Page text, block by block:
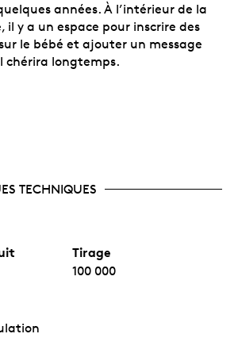
années. À l’intérieur de la
il y a un espace pour inscrire des
le bébé et ajouter un message
chérira longtemps.
TECHNIQUES
Tirage
100 000